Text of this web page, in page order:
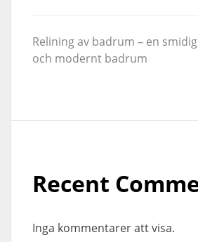
Relining av badrum – en
och modernt badrum
Recent
Inga kommentarer att visa.